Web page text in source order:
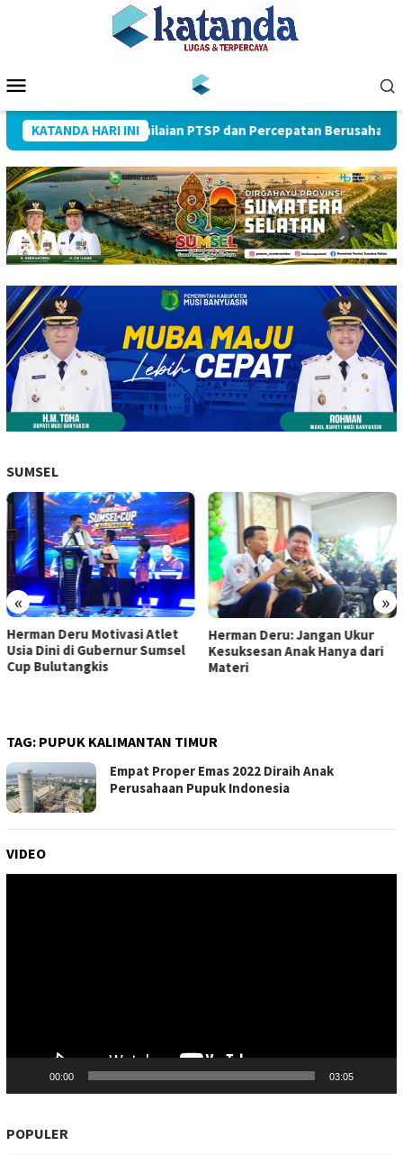
Mobile
KATANDA HARI INI
Besar Nasional Penilaian PTSP dan Percepatan Berusaha
SUMSEL
« »
Herman Deru Motivasi Atlet
Usia Dini di Gubernur Sumsel
Cup Bulutangkis
Herman Deru: Jangan Ukur
Kesuksesan Anak Hanya dari
Materi
TAG: PUPUK KALIMANTAN TIMUR
Empat Proper Emas 2022 Diraih Anak
Perusahaan Pupuk Indonesia
VIDEO
00:00 03:05
POPULER